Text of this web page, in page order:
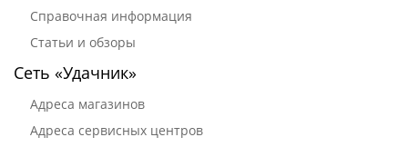
Справочная информация
Статьи и обзоры
Сеть «Удачник»
Адреса магазинов
Адреса сервисных центров